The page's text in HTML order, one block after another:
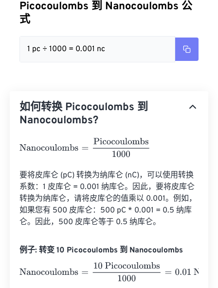
Picocoulombs 到 Nanocoulombs 公
式
1 pc ÷ 1000 = 0.001 nc
如何转换 Picocoulombs 到
Nanocoulombs?
Nanocoulombs Picocoulombs1000
要将皮库仑 (pC) 转换为纳库仑 (nC)，可以使用转换
系数：1 皮库仑 = 0.001 纳库仑。因此，要将皮库仑
转换为纳库仑，请将皮库仑的值乘以 0.001。例如，
如果您有 500 皮库仑：500 pC * 0.001 = 0.5 纳库
仑。因此，500 皮库仑等于 0.5 纳库仑。
例子: 转变 10 Picocoulombs 到 Nanocoulombs
Nanocoulombs
10 Picocoulombs1000=0.01